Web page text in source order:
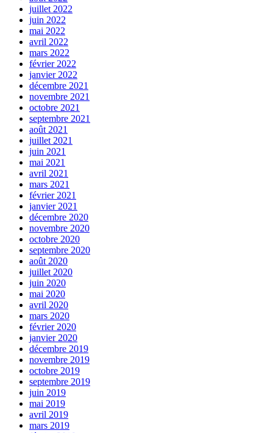
juillet 2022
juin 2022
mai 2022
avril 2022
mars 2022
février 2022
janvier 2022
décembre 2021
novembre 2021
octobre 2021
septembre 2021
août 2021
juillet 2021
juin 2021
mai 2021
avril 2021
mars 2021
février 2021
janvier 2021
décembre 2020
novembre 2020
octobre 2020
septembre 2020
août 2020
juillet 2020
juin 2020
mai 2020
avril 2020
mars 2020
février 2020
janvier 2020
décembre 2019
novembre 2019
octobre 2019
septembre 2019
juin 2019
mai 2019
avril 2019
mars 2019